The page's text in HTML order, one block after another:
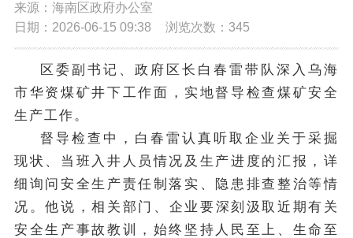
政务公开
政务服务
互动交流
数据发布
来源：海南区政府办公室
日期：2026-06-15 09:38
浏览次数： 345
区委副书记、政府区长白春雷带队深入乌海
市华资煤矿井下工作面，实地督导检查煤矿安全
生产工作。
督导检查中，白春雷认真听取企业关于采掘
现状、当班入井人员情况及生产进度的汇报，详
细询问安全生产责任制落实、隐患排查整治等情
况。他说，相关部门、企业 要深刻汲取近期有关
安全生产事故教训，始终坚持人民至上、生命至